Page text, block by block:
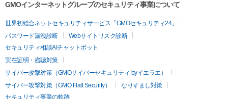
GMOインターネットグループのセキュリティ事業について
世界初総合ネットセキュリティサービス「GMOセキュリティ24」
パスワード漏洩診断
Webサイトリスク診断
セキュリティ相談AIチャットボット
実在証明・盗聴対策
サイバー攻撃対策（GMOサイバーセキュリティ byイエラエ）
サイバー攻撃対策（GMO Flatt Security）
なりすまし対策
セキュリティ事業の軌跡